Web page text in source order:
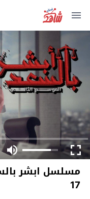
مسلسل ابشر
17